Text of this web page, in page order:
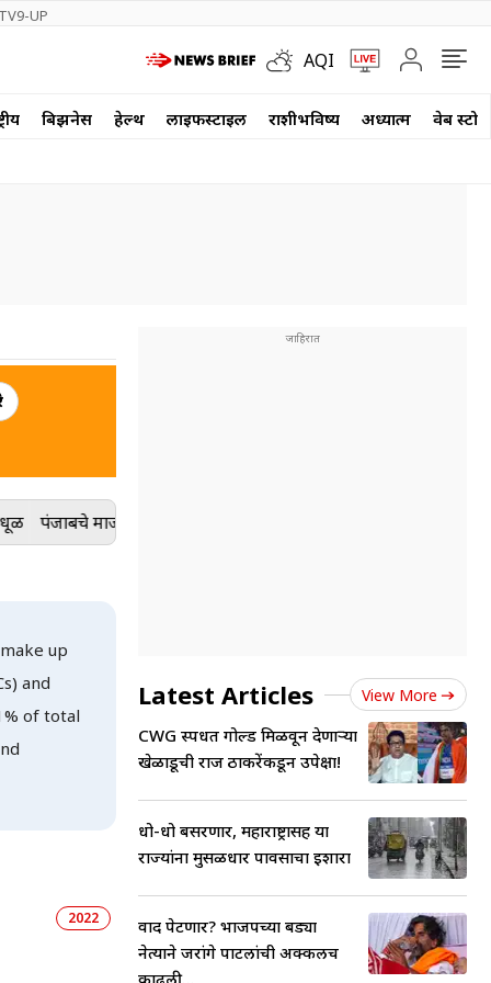
UP
AQI
बिझनेस हेल्थ लाईफस्टाईल राशीभविष्य अध्यात्म वेब
पंजाबचे माजी मुख्यमंत्री कॅप्टन अमरिंदरसिंग यांचाही पराभव
up
and
of total
2022
Latest Articles View More
CWG स्पर्धेत गोल्ड मिळवून देणाऱ्या
खेळाडूची राज ठाकरेंकडून उपेक्षा!
धो-धो बसरणार, महाराष्ट्रासह या
राज्यांना मुसळधार पावसाचा इशारा
वाद पेटणार? भाजपच्या बड्या
नेत्याने जरांगे पाटलांची अक्कलच
काढली...